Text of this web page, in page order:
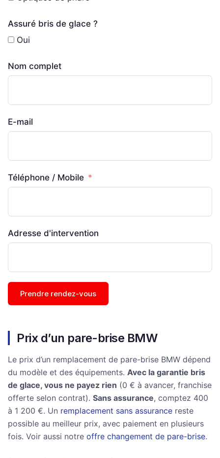
Assuré bris de glace ?
Oui
Nom complet
E-mail
Téléphone / Mobile
Adresse d'intervention
Prendre rendez-vous
Prix d’un pare-brise BMW
Le prix d’un remplacement de pare-brise BMW dépend
du modèle et des équipements. Avec la garantie bris
de glace, vous ne payez rien (0 € à avancer, franchise
offerte selon contrat). Sans assurance, comptez 400
à 1 200 €. Un remplacement sans assurance reste
possible au meilleur prix, avec paiement en plusieurs
fois. Voir aussi notre offre changement de pare-brise.